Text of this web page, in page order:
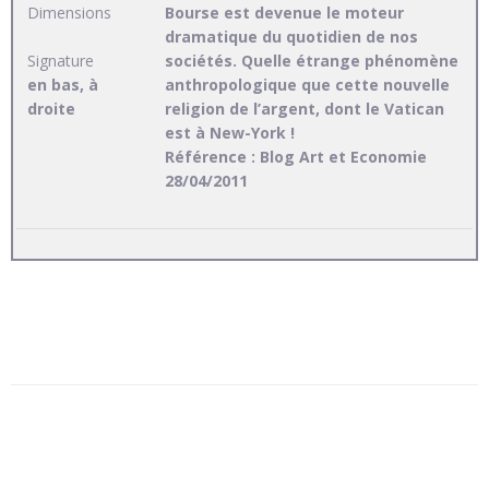
Dimensions
Signature
en bas, à
droite
Bourse est devenue le moteur
dramatique du quotidien de nos
sociétés. Quelle étrange phénomène
anthropologique que cette nouvelle
religion de l’argent, dont le Vatican
est à New-York !
Référence : Blog Art et Economie
28/04/2011